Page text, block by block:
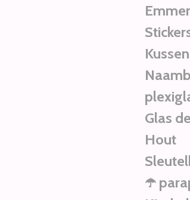
Glas
Hout
☂️